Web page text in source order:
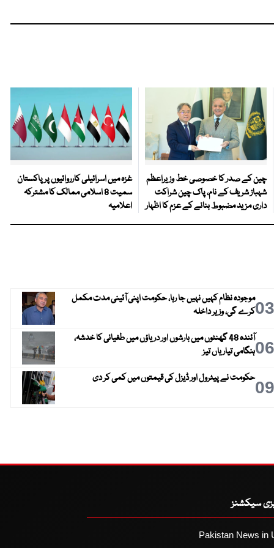
چین کے صدر کا خصوصی خط وزیراعظم
شہباز شریف کے نام، پاک چین شراکت
داری مزید مضبوط بنانے کے عزم کا اظہار
غزہ میں اسرائیلی کارروائیوں پر پاکستان
سمیت 8 اسلامی ممالک کا مشترکہ
اعلامیہ
03موجودہ نظام کہیں نہیں جا رہا، حکومت اپنی آئینی مدت مکمل
کرے گی، وزیر داخلہ
06
آئندہ 48 گھنٹوں میں بارشوں اور دریاؤں میں طغیانی کا خدشہ،
ہنگامی تیاریاں تیز
09حکومت نے پیٹرول اور ڈیزل کی قیمتوں میں کمی کر دی
سیکشنز
Pakistan News in